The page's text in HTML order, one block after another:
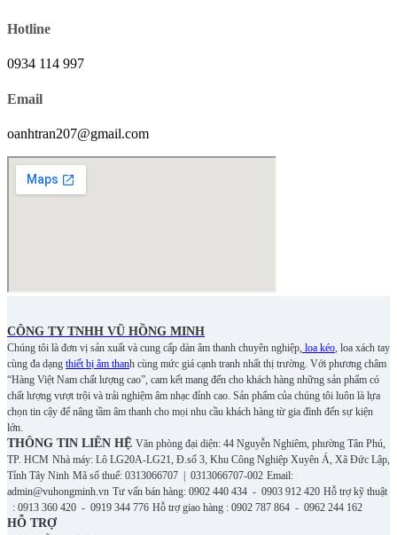
Hotline
0934 114 997
Email
oanhtran207@gmail.com
CÔNG TY TNHH VŨ HỒNG MINH
Chúng tôi là đơn vị sản xuất và cung cấp dàn âm thanh chuyên nghiệp, loa kéo, loa xách tay
cùng đa dạng thiết bị âm thanh cùng mức giá cạnh tranh nhất thị trường. Với phương châm
“Hàng Việt Nam chất lượng cao”, cam kết mang đến cho khách hàng những sản phẩm có
chất lượng vượt trội và trải nghiệm âm nhạc đỉnh cao. Sản phẩm của chúng tôi luôn là lựa
chọn tin cậy để nâng tầm âm thanh cho mọi nhu cầu khách hàng từ gia đình đến sự kiện
lớn.
THÔNG TIN LIÊN HỆ Văn phòng đại diện: 44 Nguyễn Nghiêm, phường Tân Phú,
TP. HCM Nhà máy: Lô LG20A-LG21, Đ.số 3, Khu Công Nghiệp Xuyên Á, Xã Đức Lập,
Tỉnh Tây Ninh Mã số thuế: 0313066707 | 0313066707-002 Email:
admin@vuhongminh.vn Tư vấn bán hàng: 0902 440 434 - 0903 912 420 Hỗ trợ kỹ thuật
: 0913 360 420 - 0919 344 776 Hỗ trợ giao hàng : 0902 787 864 - 0962 244 162
HỖ TRỢ